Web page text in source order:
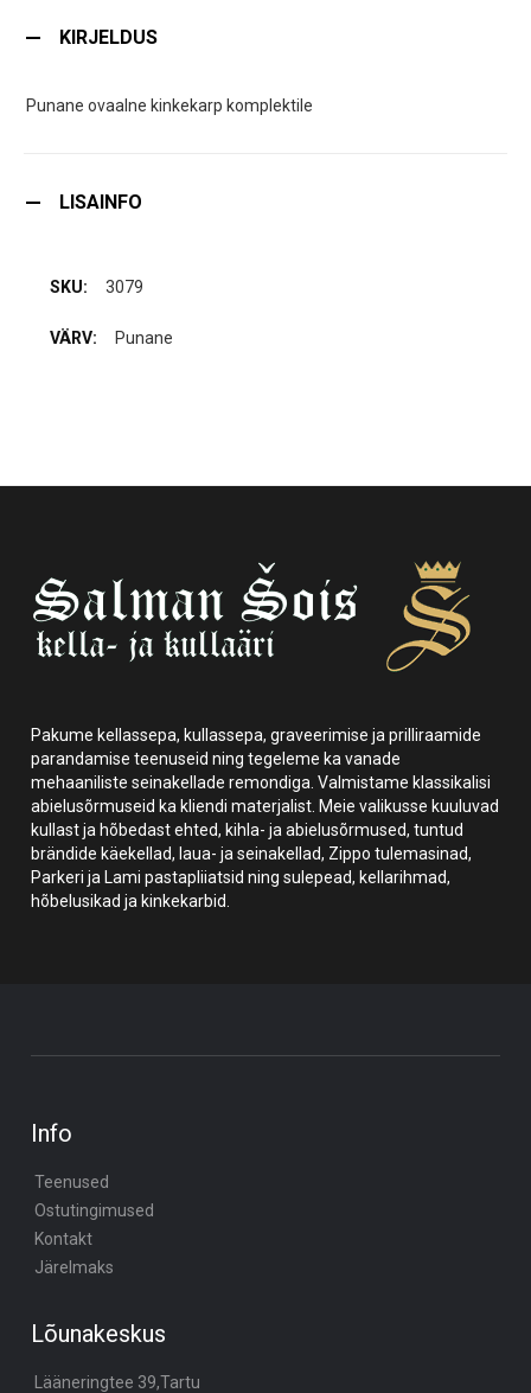
KIRJELDUS
Punane ovaalne kinkekarp komplektile
LISAINFO
3079
Punane
Pakume kellassepa, kullassepa, graveerimise ja prilliraamide
parandamise teenuseid ning tegeleme ka vanade
mehaaniliste seinakellade remondiga. Valmistame klassikalisi
abielusõrmuseid ka kliendi materjalist. Meie valikusse kuuluvad
kullast ja hõbedast ehted, kihla- ja abielusõrmused, tuntud
brändide käekellad, laua- ja seinakellad, Zippo tulemasinad,
Parkeri ja Lami pastapliiatsid ning sulepead, kellarihmad,
hõbelusikad ja kinkekarbid.
Info
Teenused
Ostutingimused
Kontakt
Järelmaks
Lõunakeskus
Lääneringtee 39,Tartu